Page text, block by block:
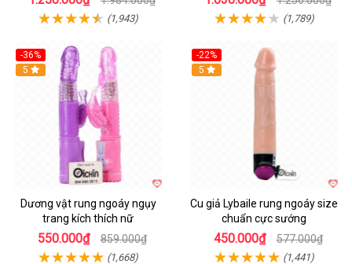
(1,943) (1,789)
-36%
Hot
5
Dương vật rung ngoáy ngụy
trang kích thích nữ
550.000₫ 859.000₫
(1,668)
-22%
Hot
5
Cu giả Lybaile rung ngoáy size
chuẩn cực sướng
450.000₫ 577.000₫
(1,441)